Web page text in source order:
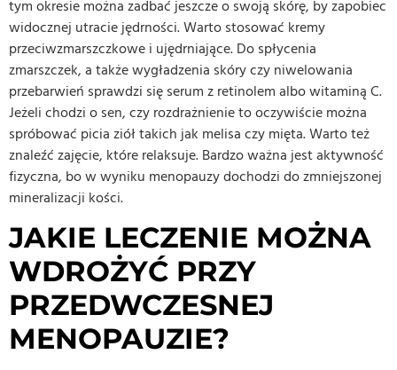
tym okresie można zadbać jeszcze o swoją skórę, by zapobiec
widocznej utracie jędrności. Warto stosować kremy
przeciwzmarszczkowe i ujędrniające. Do spłycenia
zmarszczek, a także wygładzenia skóry czy niwelowania
przebarwień sprawdzi się serum z retinolem albo witaminą C.
Jeżeli chodzi o sen, czy rozdrażnienie to oczywiście można
spróbować picia ziół takich jak melisa czy mięta. Warto też
znaleźć zajęcie, które relaksuje. Bardzo ważna jest aktywność
fizyczna, bo w wyniku menopauzy dochodzi do zmniejszonej
mineralizacji kości.
JAKIE LECZENIE MOŻNA
WDROŻYĆ PRZY
PRZEDWCZESNEJ
MENOPAUZIE?